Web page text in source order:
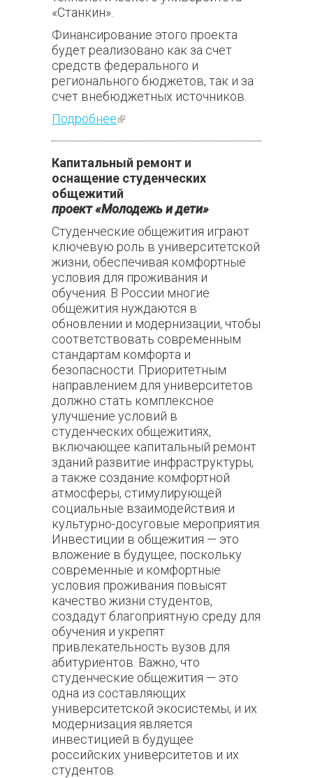
«Станкин».
Финансирование этого проекта
будет реализовано как за счет
средств федерального и
регионального бюджетов, так и за
счет внебюджетных источников.
Подробнее(внешняя ссылка)
Капитальный ремонт и
оснащение студенческих
общежитий
проект «Молодежь и дети»
Студенческие общежития играют
ключевую роль в университетской
жизни, обеспечивая комфортные
условия для проживания и
обучения. В России многие
общежития нуждаются в
обновлении и модернизации, чтобы
соответствовать современным
стандартам комфорта и
безопасности. Приоритетным
направлением для университетов
должно стать комплексное
улучшение условий в
студенческих общежитиях,
включающее капитальный ремонт
зданий развитие инфраструктуры,
а также создание комфортной
атмосферы, стимулирующей
социальные взаимодействия и
культурно-досуговые мероприятия.
Инвестиции в общежития — это
вложение в будущее, поскольку
современные и комфортные
условия проживания повысят
качество жизни студентов,
создадут благоприятную среду для
обучения и укрепят
привлекательность вузов для
абитуриентов. Важно, что
студенческие общежития — это
одна из составляющих
университетской экосистемы, и их
модернизация является
инвестицией в будущее
российских университетов и их
студентов.